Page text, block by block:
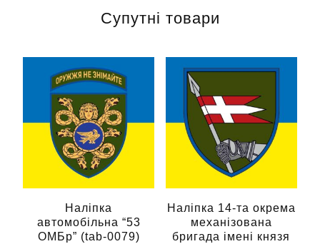
Супутні товари
Наліпка
автомобільна “53
ОМБр” (tab-0079)
Наліпка 14-та окрема
механізована
бригада імені князя